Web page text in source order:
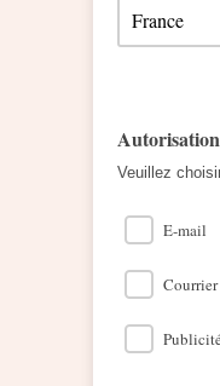
Veuillez
E-mail